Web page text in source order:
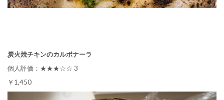
炭火焼チキンのカルボナーラ
個人評価：★★★☆☆ 3
￥1,450